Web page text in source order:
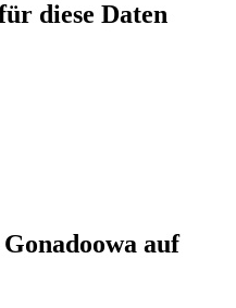
diese Daten
auf